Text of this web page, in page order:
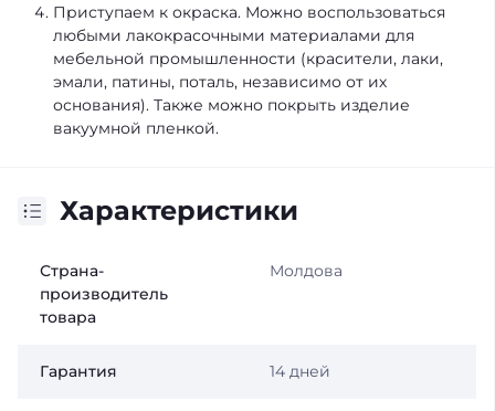
Приступаем к окраска. Можно воспользоваться
любыми лакокрасочными материалами для
мебельной промышленности (красители, лаки,
эмали, патины, поталь, независимо от их
основания). Также можно покрыть изделие
вакуумной пленкой.
Характеристики
Страна-
производитель
товара
Молдова
Гарантия 14 дней